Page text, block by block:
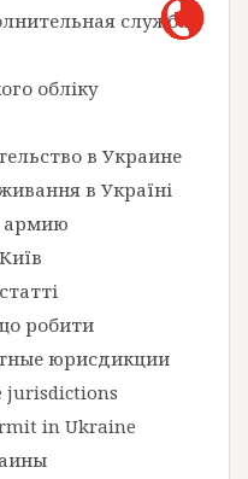
служба
обліку
в Украине
в Україні
армию
робити
юрисдикции
jurisdictions
in Ukraine